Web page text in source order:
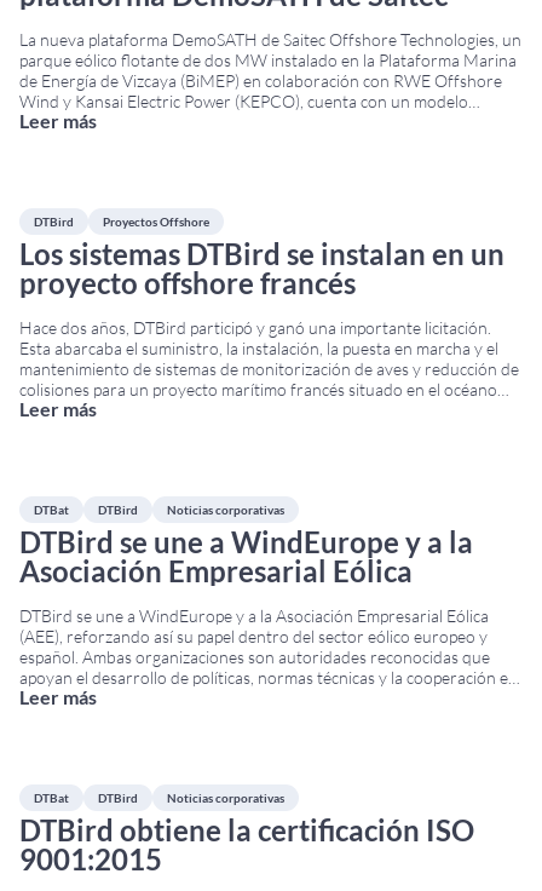
La nueva plataforma DemoSATH de Saitec Offshore Technologies, un
parque eólico flotante de dos MW instalado en la Plataforma Marina
de Energía de Vizcaya (BiMEP) en colaboración con RWE Offshore
Wind y Kansai Electric Power (KEPCO), cuenta con un modelo
marino DTBird V4N2D10 compuesto por cuatro cámaras diurnas y
Leer más
DTBird Proyectos Offshore
Los sistemas DTBird se instalan en un
proyecto offshore francés
Hace dos años, DTBird participó y ganó una importante licitación.
Esta abarcaba el suministro, la instalación, la puesta en marcha y el
mantenimiento de sistemas de monitorización de aves y reducción de
colisiones para un proyecto marítimo francés situado en el océano
Atlántico. DTBird fue seleccionada como proveedora gracias a su
Leer más
DTBat DTBird Noticias corporativas
DTBird se une a WindEurope y a la
Asociación Empresarial Eólica
DTBird se une a WindEurope y a la Asociación Empresarial Eólica
(AEE), reforzando así su papel dentro del sector eólico europeo y
español. Ambas organizaciones son autoridades reconocidas que
apoyan el desarrollo de políticas, normas técnicas y la cooperación en
toda la industria de las energías renovables. WindEurope representa
Leer más
DTBat DTBird Noticias corporativas
DTBird obtiene la certificación ISO
9001:2015